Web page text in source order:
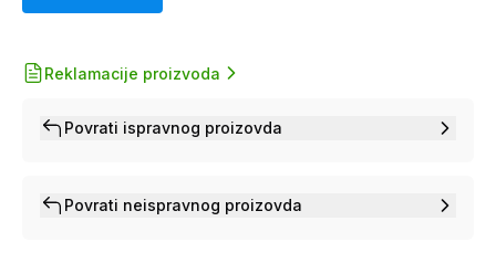
Reklamacije proizvoda
Povrati ispravnog proizovda
Povrati neispravnog proizovda